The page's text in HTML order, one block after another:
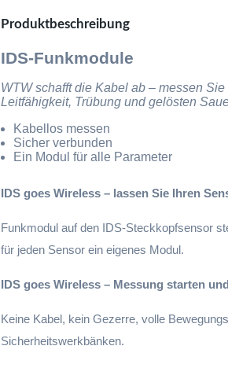
Produktbeschreibung
IDS-Funkmodule
WTW schafft die Kabel ab – messen
Leitfähigkeit, Trübung und gelösten
Kabellos messen
Sicher verbunden
Ein Modul für alle Parameter
IDS goes Wireless – lassen Sie Ihren
Funkmodul auf den IDS-Steckkopfsensor
für jeden Sensor ein eigenes Modul.
IDS goes Wireless – Messung starten
Keine Kabel, kein Gezerre, volle
Sicherheitswerkbänken.